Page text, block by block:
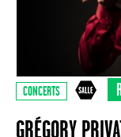
CONCERTS
GRÉGORY